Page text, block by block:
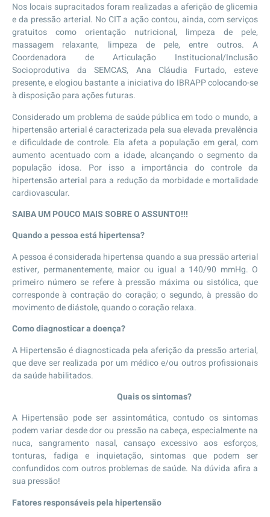
Nos locais supracitados foram realizadas a aferição de glicemia
e da pressão arterial. No CIT a ação contou, ainda, com serviços
gratuitos como orientação nutricional, limpeza de pele,
massagem relaxante, limpeza de pele, entre outros.
A
Coordenadora de Articulação Institucional/Inclusão
Socioprodutiva da SEMCAS, Ana Cláudia Furtado, esteve
presente, e elogiou bastante a iniciativa do IBRAPP colocando-se
à disposição para ações futuras.
Considerado um problema de saúde pública em todo o mundo, a
hipertensão arterial é caracterizada pela sua elevada prevalência
e dificuldade de controle. Ela afeta a população em geral, com
aumento acentuado com a idade, alcançando o segmento da
população idosa. Por isso a importância do controle da
hipertensão arterial para a redução da morbidade e mortalidade
cardiovascular.
SAIBA UM POUCO MAIS SOBRE O ASSUNTO!!!
Quando a pessoa está hipertensa?
A pessoa é considerada hipertensa quando a sua pressão arterial
estiver, permanentemente, maior ou igual a 140/90 mmHg. O
primeiro número se refere à pressão máxima ou sistólica, que
corresponde à contração do coração; o segundo, à pressão do
movimento de diástole, quando o coração relaxa.
Como diagnosticar a doença?
A Hipertensão é diagnosticada pela aferição da pressão arterial,
que deve ser realizada por um médico e/ou outros profissionais
da saúde habilitados.
Quais os sintomas?
A Hipertensão pode ser assintomática, contudo os sintomas
podem variar desde dor ou pressão na cabeça, especialmente na
nuca, sangramento nasal, cansaço excessivo aos esforços,
tonturas, fadiga e inquietação, sintomas que podem ser
confundidos com outros problemas de saúde. Na dúvida afira a
sua pressão!
Fatores responsáveis pela hipertensão